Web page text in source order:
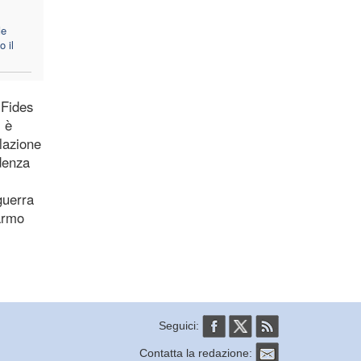
il
è
Seguici:
Contatta la redazione: